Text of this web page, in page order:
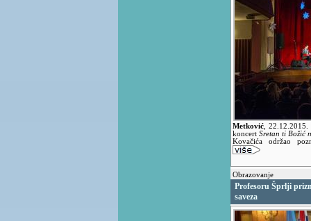
Metković 22.12.2015.
koncertSretan ti Božić
Kovačića održao
Obrazovanje
Profesoru Šprlji
saveza